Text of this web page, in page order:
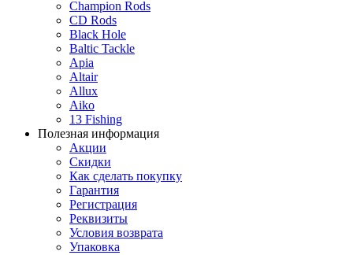
Champion Rods
CD Rods
Black Hole
Baltic Tackle
Apia
Altair
Allux
Aiko
13 Fishing
Полезная информация
Акции
Скидки
Как сделать покупку
Гарантия
Регистрация
Реквизиты
Условия возврата
Упаковка